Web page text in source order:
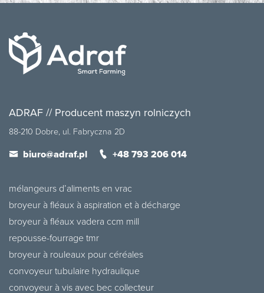
ADRAF // Producent maszyn rolniczych
88-210 Dobre, ul. Fabryczna 2D
biuro@adraf.pl +48 793 206 014
mélangeurs d’aliments en vrac
broyeur à fléaux à aspiration et à décharge
broyeur à fléaux vadera ccm mill
repousse-fourrage tmr
broyeur à rouleaux pour céréales
convoyeur tubulaire hydraulique
convoyeur à vis avec bec collecteur